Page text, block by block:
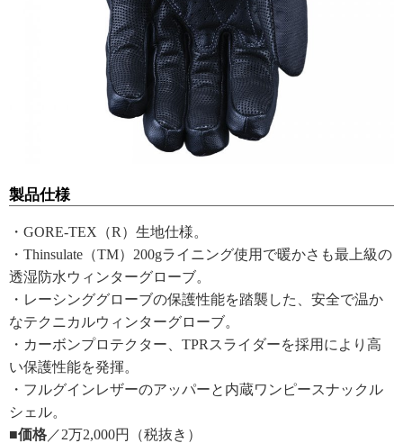
製品仕様
・GORE-TEX（R）生地仕様。
・Thinsulate（TM）200gライニング使用で暖かさも最上級の
透湿防水ウィンターグローブ。
・レーシンググローブの保護性能を踏襲した、安全で温か
なテクニカルウィンターグローブ。
・カーボンプロテクター、TPRスライダーを採用により高
い保護性能を発揮。
・フルグインレザーのアッパーと内蔵ワンピースナックル
シェル。
■価格 ／2万2,000円（税抜き）